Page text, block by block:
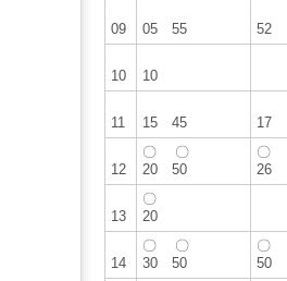
09 05 55 52
10 10
11 15 45 17
12
〇 〇
20 50
〇
26
13
〇
20
14
〇 〇
30 50
〇
50